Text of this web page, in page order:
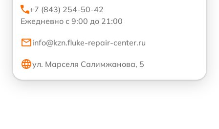
+7 (843) 254-50-42
Ежедневно с 9:00 до 21:00
info@kzn.fluke-repair-center.ru
ул. Марселя Салимжанова, 5